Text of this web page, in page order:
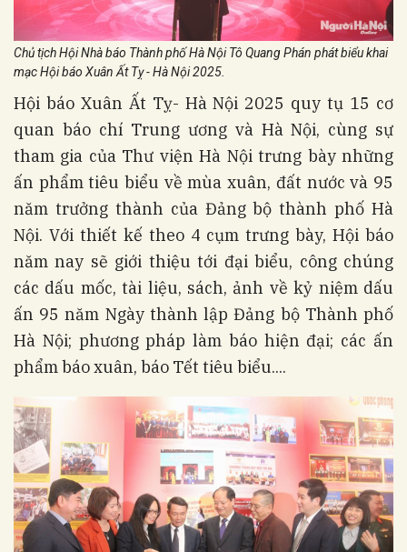
Chủ tịch Hội Nhà báo Thành phố Hà Nội Tô Quang Phán phát biểu khai
mạc Hội báo Xuân Ất Tỵ - Hà Nội 2025.
Hội báo Xuân Ất Tỵ- Hà Nội 2025 quy tụ 15 cơ
quan báo chí Trung ương và Hà Nội, cùng sự
tham gia của Thư viện Hà Nội trưng bày những
ấn phẩm tiêu biểu về mùa xuân, đất nước và 95
năm trưởng thành của Đảng bộ thành phố Hà
Nội. Với thiết kế theo 4 cụm trưng bày, Hội báo
năm nay sẽ giới thiệu tới đại biểu, công chúng
các dấu mốc, tài liệu, sách, ảnh về kỷ niệm dấu
ấn 95 năm Ngày thành lập Đảng bộ Thành phố
Hà Nội; phương pháp làm báo hiện đại; các ấn
phẩm báo xuân, báo Tết tiêu biểu....